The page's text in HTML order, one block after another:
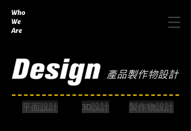
Who
We
Are
平面設計 3D設計 製作物設計